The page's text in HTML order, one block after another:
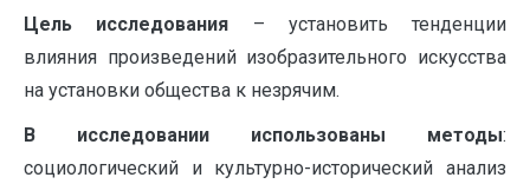
Цель исследования – установить тенденции
влияния произведений изобразительного искусства
на установки общества к незрячим.
В исследовании использованы методы:
cоциологический и культурно-исторический анализ